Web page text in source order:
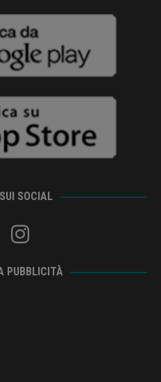
SOCIAL
PUBBLICITÀ